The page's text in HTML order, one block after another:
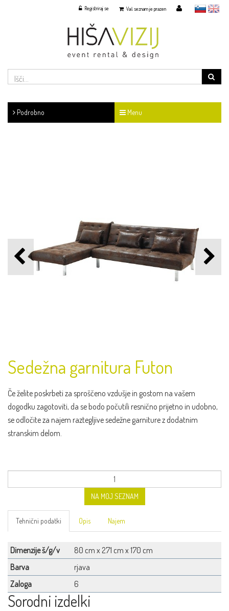
slovensko
English
Vaš seznam je prazen
Registriraj se
Podrobno Menu
Sedežna garnitura Futon
Če želite poskrbeti za sproščeno vzdušje in gostom na vašem
dogodku zagotoviti, da se bodo počutili resnično prijetno in udobno,
se odločite za najem raztegljive sedežne garniture z dodatnim
stranskim delom.
NA MOJ SEZNAM
Tehnični podatki Opis Najem
Dimenzije š/g/v
80 cm x 271 cm x 170 cm
Barva
rjava
Zaloga
6
Sorodni izdelki